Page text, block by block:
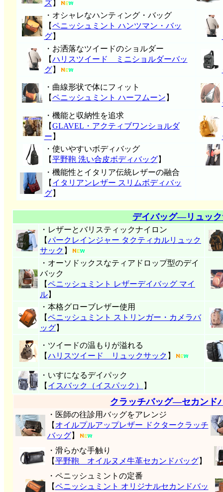
ズ 】
・オシャレなハンティング・バッグ
【ペニッシュミント ハンツマン・バッ
グ】
・お洒落なツイードのショルダー
【ハリスツイード ミニショルダーバッ
グ】
・曲線形状で体にフィット
【ペニッシュミント ハーフムーン 】
・機能と収納性を追求
【GLAVEL・アクティブワンショルダ
ー 】
・使いやすいボディバッグ
【平野鞄 洗い合皮ボディバッグ】
・機能性とイタリア伝統レザーの融合
【 イタリアンレザー スリムボディバッ
グ】
デイバッグ―リュッ
・レザーとバリスティックナイロン
【パークレインジャー タクティカルリュック
サック 】
・オーソドックスなティアドロップ型のデイ
バック
【ペニッシュミント レザーデイバッグ マイ
ル】
・本格グローブレザー使用
【ペニッシュミント ストリンガー・カメラバ
ッグ】
・ツイードの温もりが溢れる
【ハリスツイード リュックサック 】
・いすになるデイパック
【 イスバック（イスパック） 】
クラッチバッグ―セカンド
・医師の往診用バッグをアレンジ
【 オイルプルアップレザー ドクタークラッチ
バッグ】
・滑らかな手触り
【平野鞄 オイルヌメ牛革セカンドバッグ】
・ペニッシュミントの定番
【ペニッシュミント オリジナルセカンドバッ